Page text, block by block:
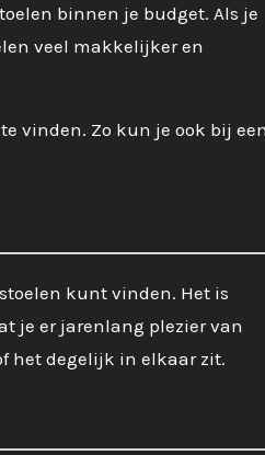
binnen je budget. Als je
veel makkelijker en
vinden. Zo kun je ook bij een
kunt vinden. Het is
je er jarenlang plezier van
het degelijk in elkaar zit.